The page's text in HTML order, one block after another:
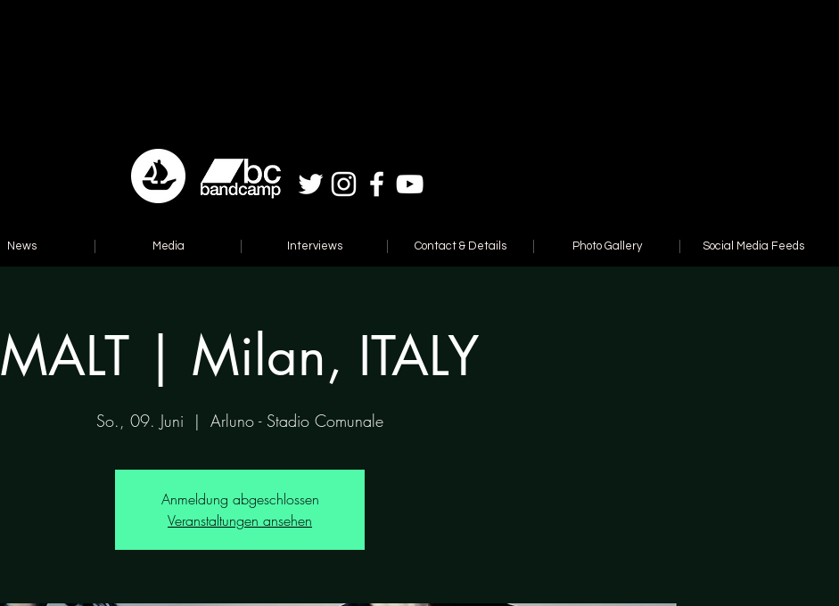
News Media Interviews Contact & Details Photo Gallery Social Media Feeds
MALT | Milan, ITALY
So., 09. Juni
  |
Arluno - Stadio Comunale
Anmeldung abgeschlossen
Veranstaltungen ansehen